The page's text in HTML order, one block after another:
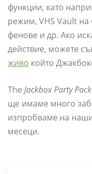
функции, като
режим, VHS Vault на
фенове и др. Ако
действие, можете
живо който
The Jackbox Party
ще имаме много
изпробваме на
месеци.